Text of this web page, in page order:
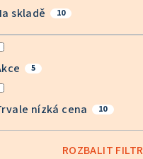
skladě 10
5
nízká cena 10
ROZBALIT FILTR